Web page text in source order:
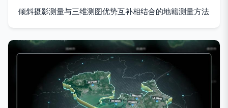
倾斜摄影测量与三维测图优势互补相结合的地籍测量方法